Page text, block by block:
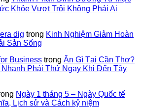
Khỏe Vượt Trội Không Phải Ai
dig trong Kinh Nghiệm Giảm Hoàn
Sản Sống
Business trong Ăn Gì Tại Cần Thơ?
Nhanh Phải Thử Ngay Khi Đến Tây
Ngày 1 tháng 5 – Ngày Quốc tế
Lịch sử và Cách kỷ niệm